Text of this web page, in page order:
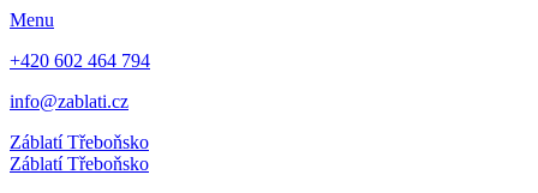
Menu
+420 602 464 794
info@zablati.cz
ZáblatíTřeboňsko
ZáblatíTřeboňsko